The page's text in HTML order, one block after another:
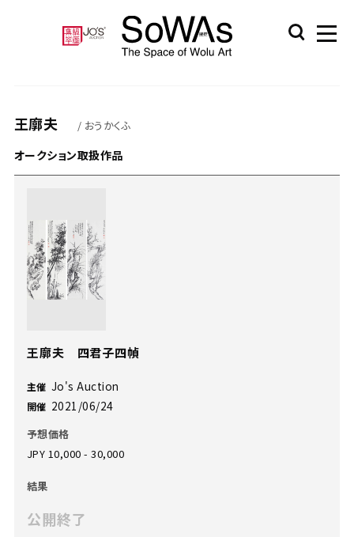
王廓夫 / おうかくふ
オークション取扱作品
王廓夫 四君子四幀
主催 Jo's Auction
開催 2021/06/24
予想価格
JPY 10,000 - 30,000
結果
公開終了